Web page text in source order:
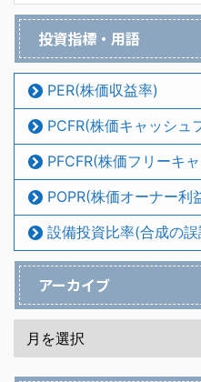
投資指標・用語
PER(株価収益率)
PCFR(株価キャッシュ
PFCFR(株価フリーキ
POPR(株価オーナー利
設備投資比率(合成の誤
アーカイブ